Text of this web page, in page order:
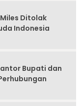
Ditolak
Indonesia
Bupati dan